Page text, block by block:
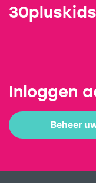
Inloggen
Beheer